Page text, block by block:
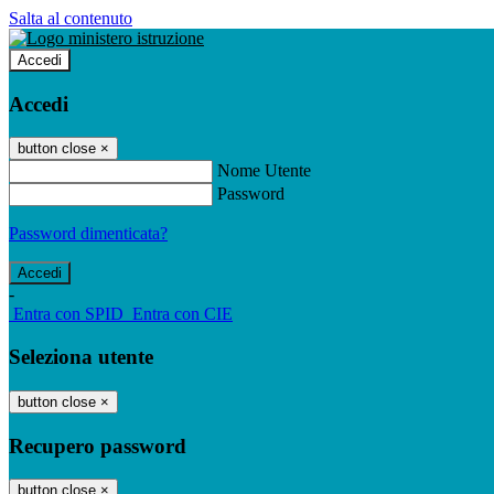
Salta al contenuto
Accedi
Accedi
button close ×
Nome Utente
Password
Password dimenticata?
-
Entra con SPID Entra con CIE
Seleziona utente
button close ×
Recupero password
button close ×